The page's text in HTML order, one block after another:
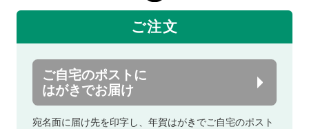
ご注文
ご自宅のポストに
はがきでお届け
宛名面に届け先を印字し、年賀はがきでご自宅のポスト